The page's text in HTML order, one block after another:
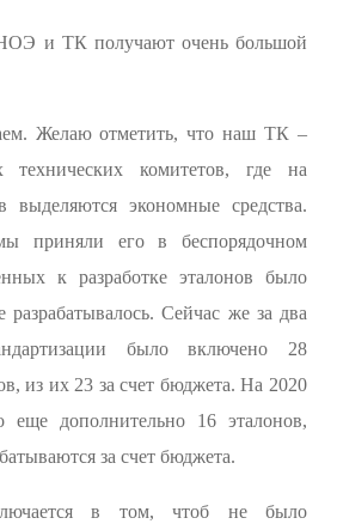
и ТК получают очень большой
Желаю отметить, что наш ТК –
комитетов, где на
выделяются экономные средства.
приняли его в беспорядочном
к разработке эталонов было
Сейчас же за два
было включено 28
из их 23 за счет бюджета. На 2020
еще дополнительно 16 эталонов,
за счет бюджета.
в том, чтоб не было